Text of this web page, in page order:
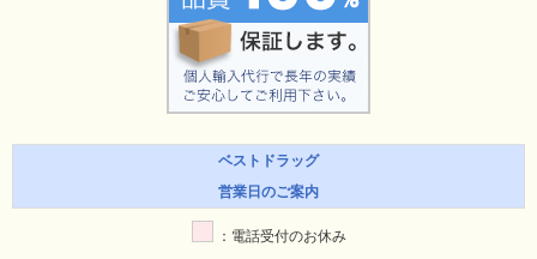
ベストドラッグ
営業日のご案内
：電話受付のお休み